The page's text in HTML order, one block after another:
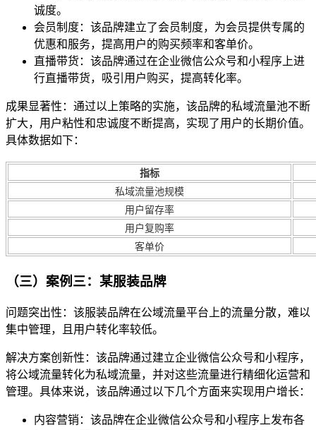
诚度。
会员制度：该品牌建立了会员制度，为会员提供专属的
优惠和服务，提高用户的购买频率和客单价。
直播带货：该品牌通过在企业微信公众号和小程序上进
行直播带货，吸引用户购买，提高转化率。
成果显著性：通过以上策略的实施，该品牌的私域流量池不断
扩大，用户粘性和忠诚度不断提高，实现了用户的长期价值。
具体数据如下：
指标
私域流量池规模
用户留存率
用户复购率
客单价
（三）案例三：某服装品牌
问题突出性：该服装品牌在公域流量平台上的流量分散，难以
集中管理，且用户转化率较低。
解决方案创新性：该品牌通过建立企业微信公众号和小程序，
将公域流量转化为私域流量，并对这些流量进行精细化运营和
管理。具体来说，该品牌通过以下几个方面来实现用户增长：
内容营销：该品牌在企业微信公众号和小程序上发布各